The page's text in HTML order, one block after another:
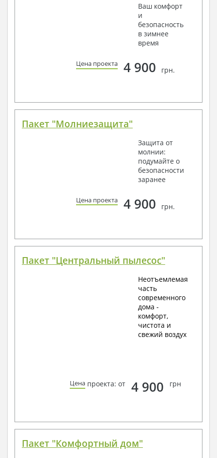
Ваш комфорт
и
безопасность
в зимнее
время
Цена проекта 4 900 грн.
Пакет "Молниезащита"
Защита от
молнии:
подумайте о
безопасности
заранее
Цена проекта 4 900 грн.
Пакет "Центральный пылесос"
Неотъемлемая
часть
современного
дома -
комфорт,
чистота и
свежий воздух
Цена проекта: от 4 900 грн
Пакет "Комфортный дом"